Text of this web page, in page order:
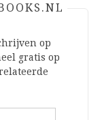
op
gratis op